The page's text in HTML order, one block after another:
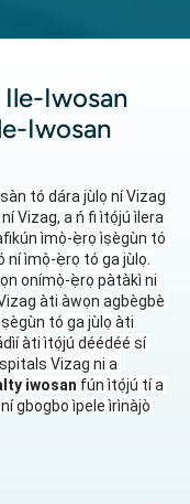
Ile-Iwosan
Iwosan
tó dára jùlọ ní Vizag
Vizag, a ń fi ìtọ́jú ìlera
ìmọ̀-ẹ̀rọ ìṣègùn tó
ní ìmọ̀-ẹ̀rọ tó ga jùlọ.
onímọ̀-ẹ̀rọ pàtàkì ni
àti àwọn agbègbè
tó ga jùlọ àti
àti ìtọ́jú déédéé sí
Vizag ni a
iwosan fún ìtọ́jú tí a
gbogbo ìpele ìrìnàjò